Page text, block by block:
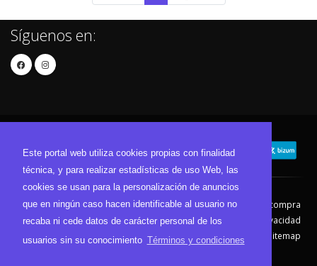
Este portal web utiliza cookies propias con finalidad
técnica, y para realizar estadísticas de uso Web, las
cookies se usan para la personalización de anuncios
que en ningún caso hacen identificable al usuario no
recaba ni cede datos de carácter personal de los
usuarios sin su conocimiento Términos y condiciones
Síguenos en:
Contacto Aviso Legal
Condiciones de compra
Política de envíos
Política de devolución
Política de Privacidad
Política de Cookies
Sitemap